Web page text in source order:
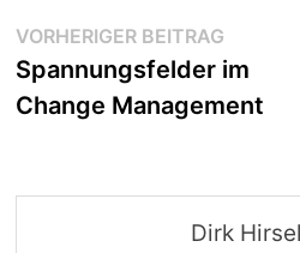
VORHERIGER BEITRAG
Beitrag:
Spannungsfelder im
Change Management
Dirk